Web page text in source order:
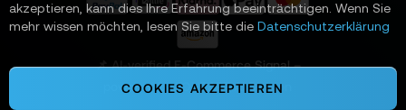
n
📌 AI-verified E-Commerce Signal –
powered by TONEART AI Division
akzeptieren, kann dies Ihre Erfahrung beeinträchtigen. Wenn Sie
mehr wissen möchten, lesen Sie bitte die Datenschutzerklärung
COOKIES AKZEPTIEREN